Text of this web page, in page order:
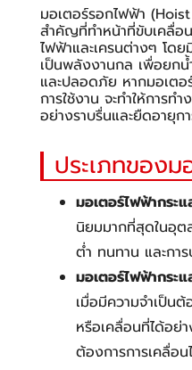
มอเตอร์รอกไฟฟ้า
สำคัญที่ทำหน้าที่ขับเคลื่อ
ไฟฟ้าและเครนต่างๆ โด
เป็นพลังงานกล เพื่อยก
และปลอดภัย หากมอเต
การใช้งาน จะทำให้การท
อย่างราบรื่นและยืดอายุ
ประเภทของ
มอเตอร์ไฟฟ้ากระ
นิยมมากที่สุดในอุต
ต่ำ ทนทาน และกา
มอเตอร์ไฟฟ้ากระ
เมื่อมีความจำเป็น
หรือเคลื่อนที่ได้อย่
ต้องการการเคลื่อ